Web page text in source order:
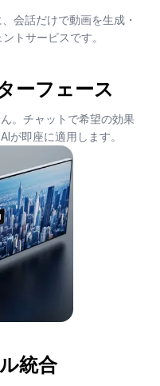
会話だけで動画を生成・
トサービスです。
ーフェース
。チャットで希望の効果
が即座に適用します。
統合